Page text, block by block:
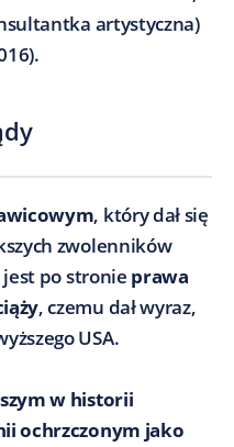
artystyczna)
, który dał się
zwolenników
jest po stronie prawa
, czemu dał wyraz,
USA.
w historii
ochrzczonym jako